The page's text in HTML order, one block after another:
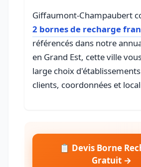
Giffaumont-Champaubert
2 bornes de recharge
référencés dans notre
en Grand Est, cette ville
large choix
clients, coordonnées et
📋 Devis Borne
Gratuit →